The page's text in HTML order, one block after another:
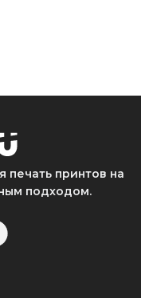
печать принтов на
подходом.